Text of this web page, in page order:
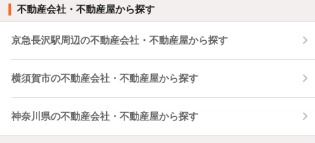
不動産会社・不動産屋から探す
京急長沢駅周辺の不動産会社・不動産屋から探す
横須賀市の不動産会社・不動産屋から探す
神奈川県の不動産会社・不動産屋から探す